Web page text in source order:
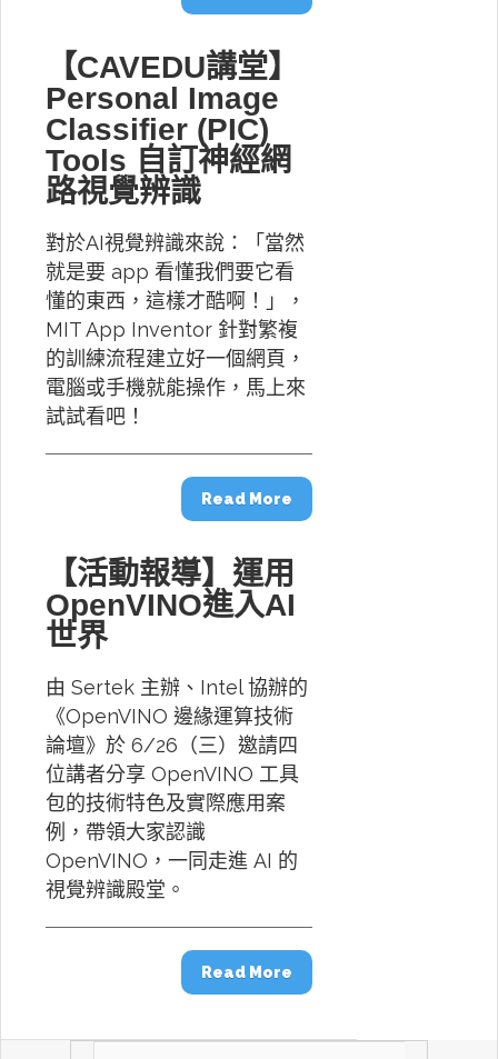
【CAVEDU講堂】
Personal Image
Classifier (PIC)
Tools 自訂神經網
路視覺辨識
對於AI視覺辨識來說：「當然
就是要 app 看懂我們要它看
懂的東西，這樣才酷啊！」，
MIT App Inventor 針對繁複
的訓練流程建立好一個網頁，
電腦或手機就能操作，馬上來
試試看吧！
Read More
【活動報導】運用
OpenVINO進入AI
世界
由 Sertek 主辦、Intel 協辦的
《OpenVINO 邊緣運算技術
論壇》於 6/26（三）邀請四
位講者分享 OpenVINO 工具
包的技術特色及實際應用案
例，帶領大家認識
OpenVINO，一同走進 AI 的
視覺辨識殿堂。
Read More